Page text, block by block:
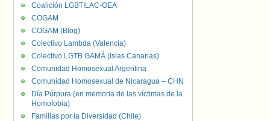
Coalición LGBTILAC-OEA
COGAM
COGAM (Blog)
Colectivo Lambda (Valencia)
Colectivo LGTB GAMÁ (Islas Canarias)
Comunidad Homosexual Argentina
Comunidad Homosexual de Nicaragua – CHN
Día Púrpura (en memoria de las víctimas de la
Homofobia)
Familias por la Diversidad (Chile)